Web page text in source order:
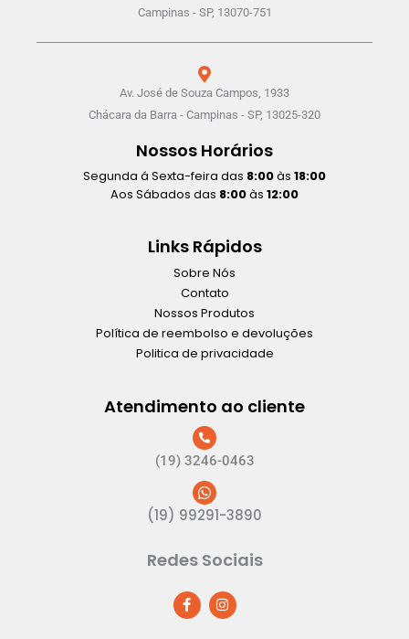
Campinas - SP, 13070-751
Av. José de Souza Campos, 1933
Chácara da Barra - Campinas - SP, 13025-320
Nossos Horários
Segunda á Sexta-feira das 8:00às 18:00
Aos Sábados das 8:00às 12:00
Links Rápidos
Sobre Nós
Contato
Nossos Produtos
Política de reembolso e devoluções
Politica de privacidade
Atendimento ao cliente
(19) 3246-0463
(19) 99291-3890
Redes Sociais
F
a
c
I
n
s